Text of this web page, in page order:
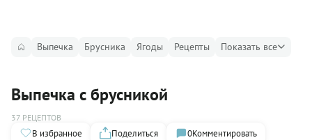
Выпечка Брусника Ягоды Рецепты Показать все
Выпечка с брусникой
37 РЕЦЕПТОВ
В избранное Поделиться 0Комментировать